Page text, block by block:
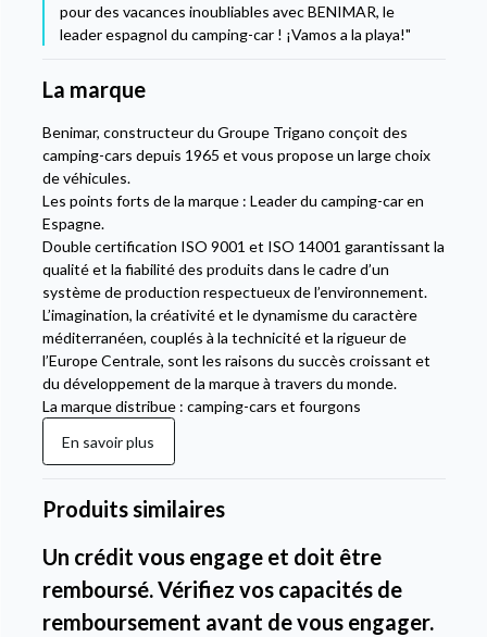
pour des vacances inoubliables avec BENIMAR, le
leader espagnol du camping-car ! ¡Vamos a la playa!"
La marque
Benimar, constructeur du Groupe Trigano conçoit des
camping-cars depuis 1965 et vous propose un large choix
de véhicules.
Les points forts de la marque : Leader du camping-car en
Espagne.
Double certification ISO 9001 et ISO 14001 garantissant la
qualité et la fiabilité des produits dans le cadre d’un
système de production respectueux de l’environnement.
L’imagination, la créativité et le dynamisme du caractère
méditerranéen, couplés à la technicité et la rigueur de
l’Europe Centrale, sont les raisons du succès croissant et
du développement de la marque à travers du monde.
La marque distribue : camping-cars et fourgons
En savoir plus
Produits similaires
Un crédit vous engage et doit être
remboursé. Vérifiez vos capacités de
remboursement avant de vous engager.